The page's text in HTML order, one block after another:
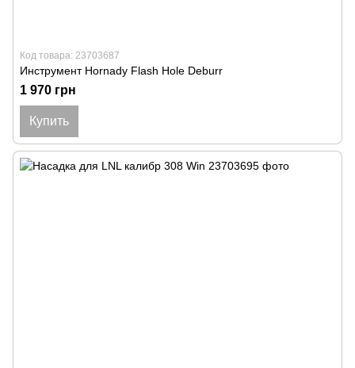
Код товара: 23703687
Инструмент Hornady Flash Hole Deburr
1 970 грн
Купить